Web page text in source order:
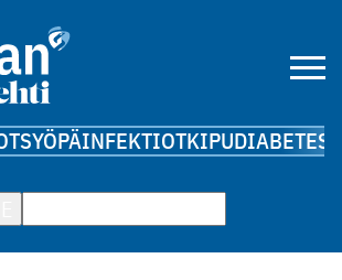
SYÖPÄINFEKTIOTKIPUDIABETES